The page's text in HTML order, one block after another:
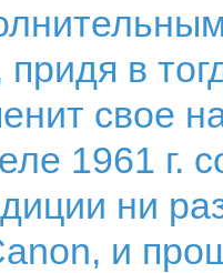
придя в
свое
1961
ни
и